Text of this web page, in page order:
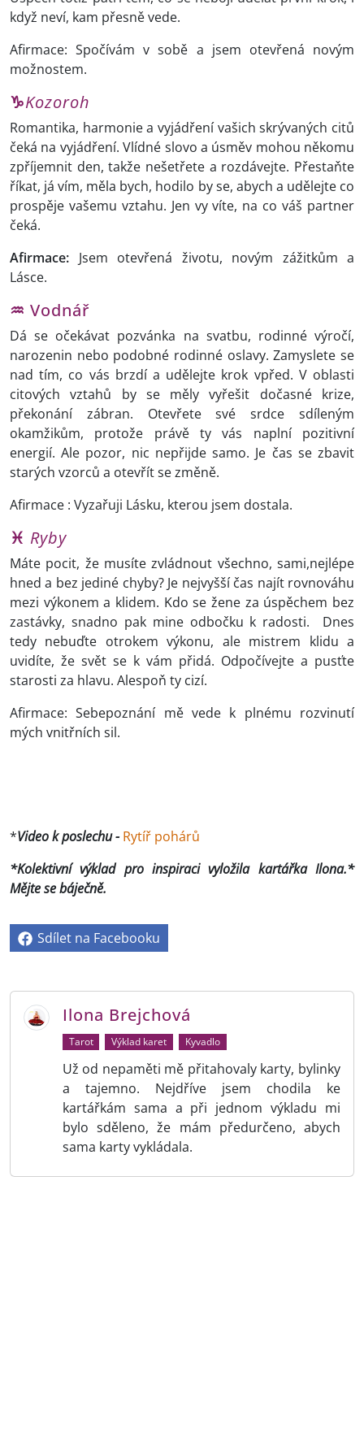
když neví, kam přesně vede.
Afirmace: Spočívám v sobě a jsem otevřená novým
možnostem.
♑Kozoroh
Romantika, harmonie a vyjádření vašich skrývaných citů
čeká na vyjádření. Vlídné slovo a úsměv mohou někomu
zpříjemnit den, takže nešetřete a rozdávejte. Přestaňte
říkat, já vím, měla bych, hodilo by se, abych a udělejte co
prospěje vašemu vztahu. Jen vy víte, na co váš partner
čeká.
Afirmace: Jsem otevřená životu, novým zážitkům a
Lásce.
♒ Vodnář
Dá se očekávat pozvánka na svatbu, rodinné výročí,
narozenin nebo podobné rodinné oslavy. Zamyslete se
nad tím, co vás brzdí a udělejte krok vpřed. V oblasti
citových vztahů by se měly vyřešit dočasné krize,
překonání zábran. Otevřete své srdce sdíleným
okamžikům, protože právě ty vás naplní pozitivní
energií. Ale pozor, nic nepřijde samo. Je čas se zbavit
starých vzorců a otevřít se změně.
Afirmace : Vyzařuji Lásku, kterou jsem dostala.
♓ Ryby
Máte pocit, že musíte zvládnout všechno, sami,nejlépe
hned a bez jediné chyby? Je nejvyšší čas najít rovnováhu
mezi výkonem a klidem. Kdo se žene za úspěchem bez
zastávky, snadno pak mine odbočku k radosti.
Dnes
tedy nebuďte otrokem výkonu, ale mistrem klidu a
uvidíte, že svět se k vám přidá. Odpočívejte a pusťte
starosti za hlavu. Alespoň ty cizí.
Afirmace: Sebepoznání mě vede k plnému rozvinutí
mých vnitřních sil.
*Video k poslechu - Rytíř pohárů
*Kolektivní výklad pro inspiraci vyložila kartářka Ilona.*
Mějte se báječně.
Sdílet na Facebooku
Ilona Brejchová
Tarot Výklad karet Kyvadlo
Už od nepaměti mě přitahovaly karty, bylinky
a tajemno. Nejdříve jsem chodila ke
kartářkám sama a při jednom výkladu mi
bylo sděleno, že mám předurčeno, abych
sama karty vykládala.